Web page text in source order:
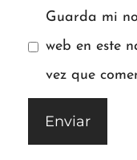
Guarda mi
web en este
vez que